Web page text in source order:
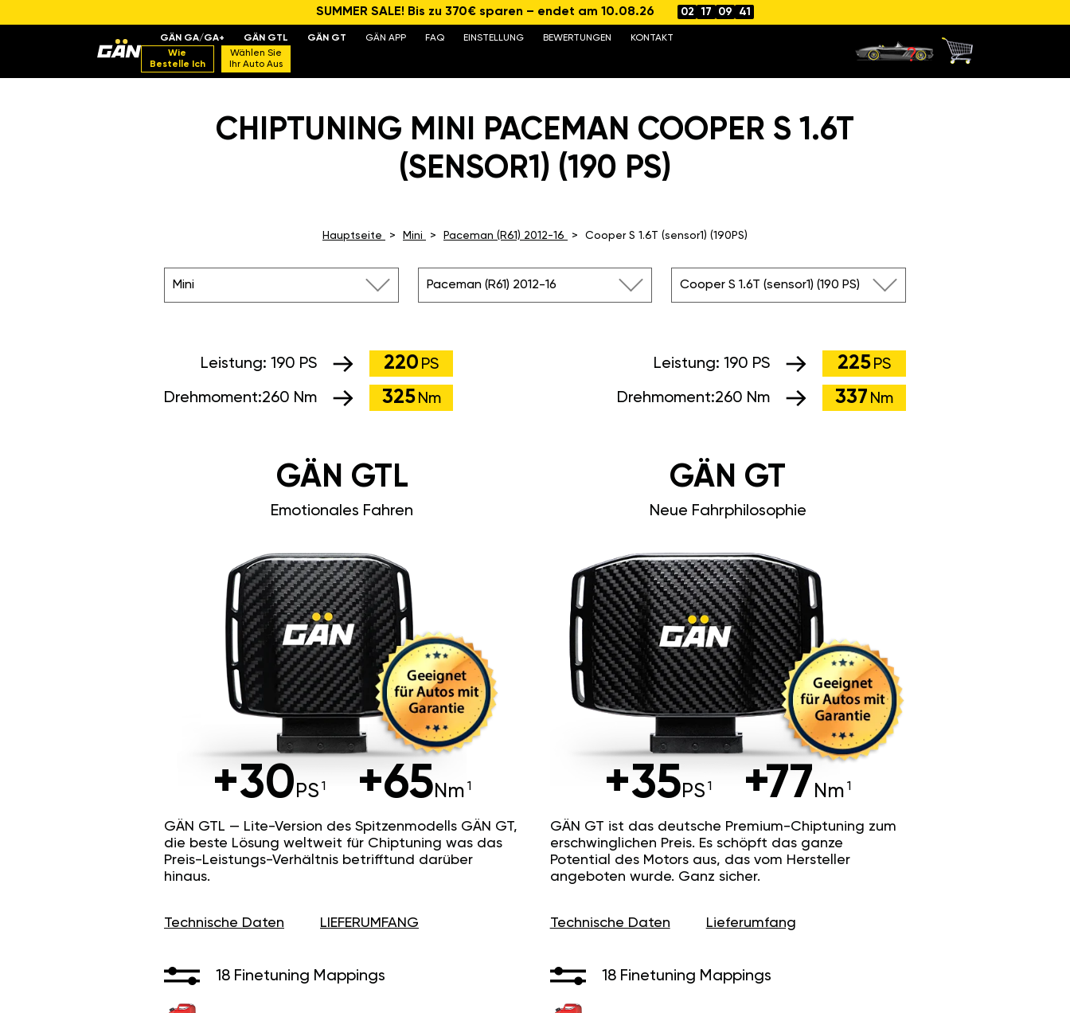
SUMMER SALE! Bis zu 370€ sparen – endet am 10.08.26 02 17 09 41
GÄN GA/GA+ GÄN GTL GÄN GT GÄN APP FAQ EINSTELLUNG BEWERTUNGEN
KONTAKT
Wie
Bestelle Ich
Wählen Sie
Ihr Auto Aus
CHIPTUNING MINI PACEMAN COOPER S 1.6T
(SENSOR1) (190 PS)
Hauptseite Mini Paceman (R61) 2012-16 Cooper S 1.6T (sensor1) (190PS)
Mini Paceman (R61) 2012-16 Cooper S 1.6T (sensor1) (190 PS)
Leistung: 190 PS 225 PS
Drehmoment:260 Nm 337 Nm
Leistung: 190 PS 220 PS
Drehmoment:260 Nm 325 Nm
GÄN GT
Neue Fahrphilosophie
+35 PS +77 Nm
GÄN GT ist das deutsche Premium-Chiptuning zum
erschwinglichen Preis. Es schöpft das ganze
Potential des Motors aus, das vom Hersteller
angeboten wurde. Ganz sicher.
Technische Daten Lieferumfang
18 Finetuning Mappings
GÄN GTL
Emotionales Fahren
+30 PS +65 Nm
GÄN GTL — Lite-Version des Spitzenmodells GÄN GT,
die beste Lösung weltweit für Chiptuning was das
Preis-Leistungs-Verhältnis betrifftund darüber
hinaus.
Technische Daten LIEFERUMFANG
18 Finetuning Mappings